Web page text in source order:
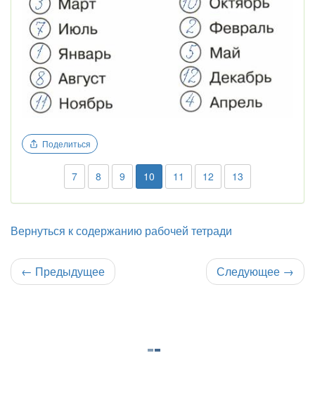
Поделиться
7 8 9 10 11 12 13
Вернуться к содержанию рабочей тетради
← Предыдущее Следующее →